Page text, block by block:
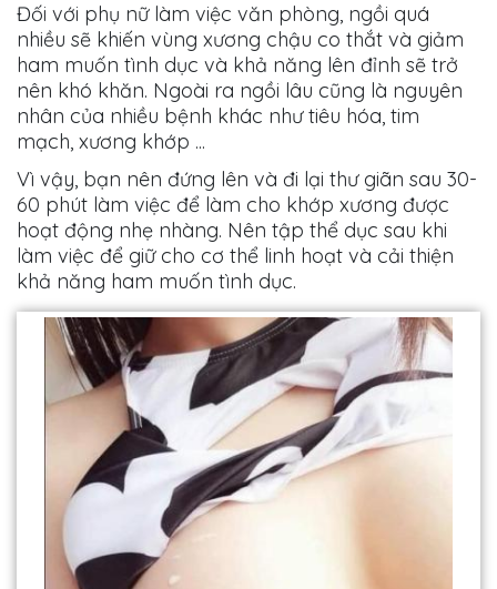
Đối với phụ nữ làm việc văn phòng, ngồi quá
nhiều sẽ khiến vùng xương chậu co thắt và giảm
ham muốn tình dục và khả năng lên đỉnh sẽ trở
nên khó khăn. Ngoài ra ngồi lâu cũng là nguyên
nhân của nhiều bệnh khác như tiêu hóa, tim
mạch, xương khớp ...
Vì vậy, bạn nên đứng lên và đi lại thư giãn sau 30-
60 phút làm việc để làm cho khớp xương được
hoạt động nhẹ nhàng. Nên tập thể dục sau khi
làm việc để giữ cho cơ thể linh hoạt và cải thiện
khả năng ham muốn tình dục.